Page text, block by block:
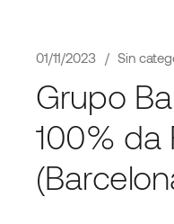
01/11/2023 Sin
Grupo
100% da